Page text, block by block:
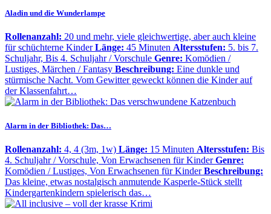
Aladin und die Wunderlampe
Rollenanzahl: 20 und mehr, viele gleichwertige, aber auch kleine
für schüchterne Kinder Länge: 45 Minuten Altersstufen: 5. bis 7.
Schuljahr, Bis 4. Schuljahr / Vorschule Genre: Komödien /
Lustiges, Märchen / Fantasy Beschreibung: Eine dunkle und
stürmische Nacht. Vom Gewitter geweckt können die Kinder auf
der Klassenfahrt…
Alarm in der Bibliothek: Das…
Rollenanzahl: 4, 4 (3m, 1w) Länge: 15 Minuten Altersstufen: Bis
4. Schuljahr / Vorschule, Von Erwachsenen für Kinder Genre:
Komödien / Lustiges, Von Erwachsenen für Kinder Beschreibung:
Das kleine, etwas nostalgisch anmutende Kasperle-Stück stellt
Kindergartenkindern spielerisch das…